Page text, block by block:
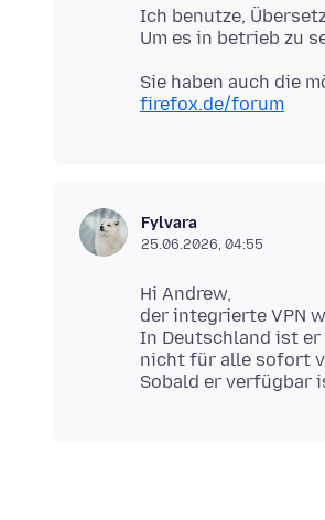
Ich benutze,
Um es in betrieb zu
Sie haben auch die
firefox.de/forum
Fylvara
25.06.2026, 04:55
Hi Andrew,
der integrierte VPN
In Deutschland ist er
nicht für alle sofort